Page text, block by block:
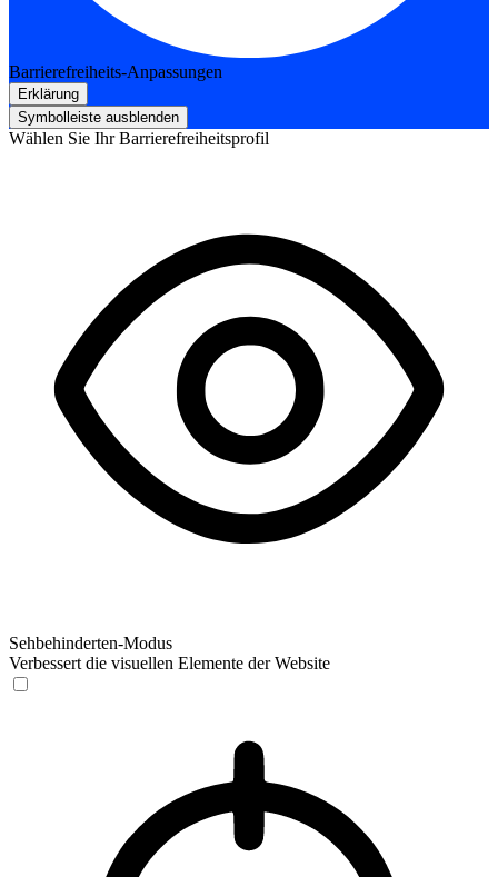
Barrierefreiheits-Anpassungen
Erklärung
Symbolleiste ausblenden
Wählen Sie Ihr Barrierefreiheitsprofil
Sehbehinderten-Modus
Verbessert die visuellen Elemente der Website